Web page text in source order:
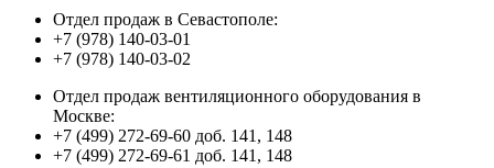
Отдел продаж в Севастополе:
+7 (978) 140-03-01
+7 (978) 140-03-02
Отдел продаж вентиляционного оборудования в
Москве:
+7 (499) 272-69-60 доб. 141, 148
+7 (499) 272-69-61 доб. 141, 148